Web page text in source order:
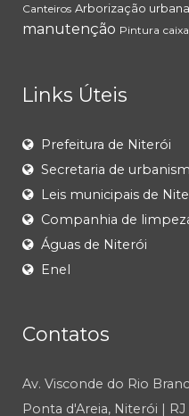
Canteiros Arborização urbana
manutenção Pintura caixa
Links Úteis
Prefeitura de Niterói
Secretaria de
Leis municipais de
Companhia de
Águas de Niterói
Enel
Contatos
Av. Visconde do Rio
Ponta d'Areia, Niterói | RJ